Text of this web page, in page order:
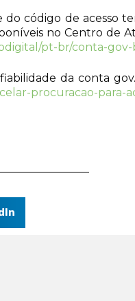
código de acesso
no Centro de
pt-br/conta-gov-
da conta
procuracao-para-